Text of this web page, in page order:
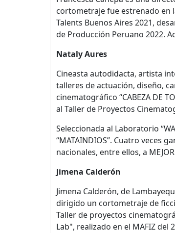
cortometraje fue estrenado en
Talents Buenos Aires 2021,
de Producción Peruano 2022.
Nataly Aures
Cineasta autodidacta, artista
talleres de actuación, diseño,
cinematográfico “CABEZA DE
al Taller de Proyectos
Seleccionada al Laboratorio
“MATAINDIOS”. Cuatro veces
nacionales, entre ellos, a
Jimena Calderón
Jimena Calderón, de
dirigido un cortometraje de
Taller de proyectos
Lab", realizado en el MAFIZ del